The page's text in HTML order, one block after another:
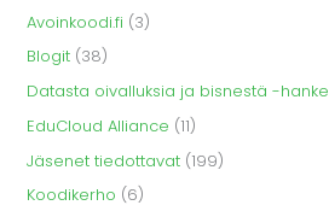
Avoinkoodi.fi (3)
Blogit (38)
Datasta oivalluksia ja bisnestä -hanke
EduCloud Alliance (11)
Jäsenet tiedottavat (199)
Koodikerho (6)